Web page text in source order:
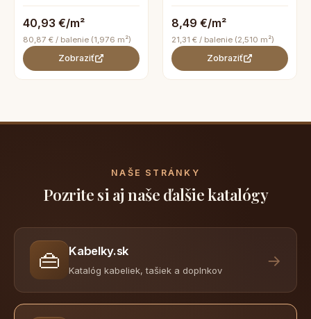
40,93 €/m²
80,87 € / balenie (1,976 m²)
Zobraziť
8,49 €/m²
21,31 € / balenie (2,510 m²)
Zobraziť
NAŠE STRÁNKY
Pozrite si aj naše ďalšie katalógy
👜 Kabelky.sk
Katalóg kabeliek, tašiek a doplnkov
→